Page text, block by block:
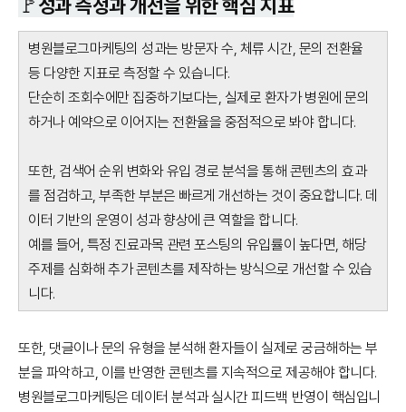
🚩성과 측정과 개선을 위한 핵심 지표
병원블로그마케팅의 성과는 방문자 수, 체류 시간, 문의 전환율
등 다양한 지표로 측정할 수 있습니다.
단순히 조회수에만 집중하기보다는, 실제로 환자가 병원에 문의
하거나 예약으로 이어지는 전환율을 중점적으로 봐야 합니다.
또한, 검색어 순위 변화와 유입 경로 분석을 통해 콘텐츠의 효과
를 점검하고, 부족한 부분은 빠르게 개선하는 것이 중요합니다. 데
이터 기반의 운영이 성과 향상에 큰 역할을 합니다.
예를 들어, 특정 진료과목 관련 포스팅의 유입률이 높다면, 해당
주제를 심화해 추가 콘텐츠를 제작하는 방식으로 개선할 수 있습
니다.
또한, 댓글이나 문의 유형을 분석해 환자들이 실제로 궁금해하는 부
분을 파악하고, 이를 반영한 콘텐츠를 지속적으로 제공해야 합니다.
병원블로그마케팅은 데이터 분석과 실시간 피드백 반영이 핵심입니